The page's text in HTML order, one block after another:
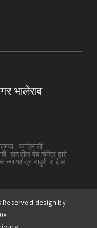
भालेराव
, जाहिराती
.सदरील वेब चॅनेल द्वारे
राहुरी राहील.
Reserved design by